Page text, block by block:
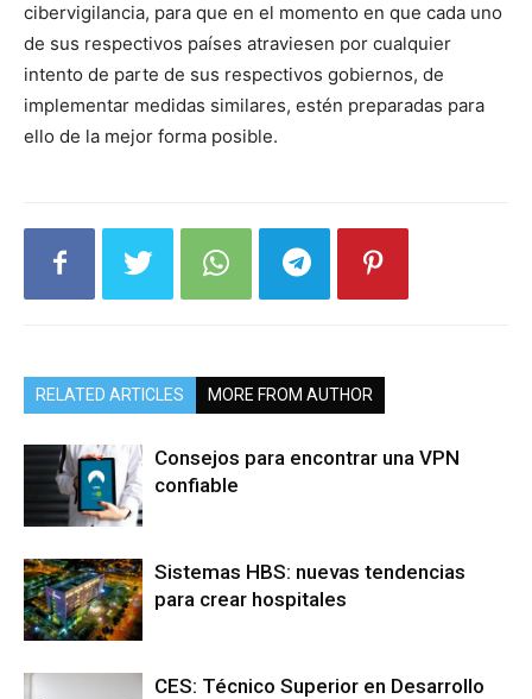
cibervigilancia, para que en el momento en que cada uno
de sus respectivos países atraviesen por cualquier
intento de parte de sus respectivos gobiernos, de
implementar medidas similares, estén preparadas para
ello de la mejor forma posible.
RELATED ARTICLES MORE FROM AUTHOR
Consejos para encontrar una VPN
confiable
Sistemas HBS: nuevas tendencias
para crear hospitales
CES: Técnico Superior en Desarrollo